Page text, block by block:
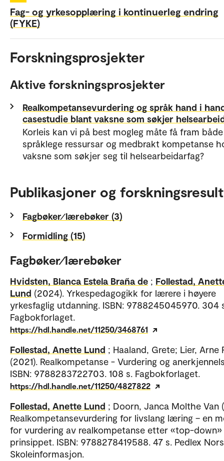
Fag- og yrkesopplæring i kontinuerleg endring
(FYKE)
Forskningsprosjekter
Aktive forskningsprosjekter
Realkompetansevurdering og språk hand i
casestudie blant vaksne som søkjer
Korleis kan vi på best mogleg måte få fram både
språklege ressursar og medbrakt kompetanse
vaksne som søkjer seg til helsearbeidarfag?
Publikasjoner og
Fagbøker⁄lærebøker (3)
Formidling (15)
Fagbøker⁄lærebøker
Hvidsten, Blanca Estela Braña de ; Follestad,
Lund (2024). Yrkespedagogikk for lærere i høyere
yrkesfaglig utdanning. ISBN: 9788245045970. 304
Fagbokforlaget.
https://hdl.handle.net/11250/3468761
Follestad, Anette Lund ; Haaland, Grete; Lier, Arne
(2021). Realkompetanse - Vurdering og
ISBN: 9788283722703. 108 s. Fagbokforlaget.
https://hdl.handle.net/11250/4827822
Follestad, Anette Lund ; Doorn, Janca Molthe Van
Realkompetansevurdering for livslang læring – en
for vurdering av realkompetanse etter «top-down»
prinsippet. ISBN: 9788278419588. 47 s. Pedlex
Skoleinformasjon.